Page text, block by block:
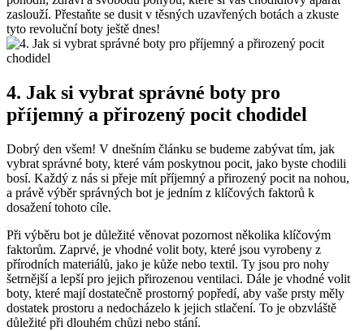
zaslouží. Přestaňte se‌ dusit v těsných ⁣uzavřených botách a⁢ zkuste
tyto revoluční boty ⁣ještě dnes!
4. Jak si vybrat správné boty pro
příjemný a přirozený pocit chodidel
Dobrý den ​všem! V‍ dnešním článku se budeme zabývat tím, jak
vybrat správné boty,‌ které vám poskytnou pocit, jako byste chodili
bosí. Každý z nás si přeje mít příjemný a‍ přirozený pocit na​ nohou,
‍a⁢ právě výběr ⁤správných bot⁣ je jedním z klíčových faktorů k
dosažení tohoto cíle.
Při​ výběru bot je‍ důležité věnovat ⁢pozornost několika klíčovým
faktorům. Zaprvé, ‌je vhodné volit ‍boty, které jsou vyrobeny z
přírodních ⁤materiálů, jako je ⁤kůže‍ nebo ⁢textil. Ty jsou pro nohy
šetrnější a⁣ lepší⁢ pro jejich přirozenou ventilaci. Dále je vhodné volit
boty,⁢ které⁣ mají dostatečně prostorný popředí, aby vaše prsty měly
dostatek prostoru ⁢a ⁣nedocházelo k ‌jejich stlačení. To je obzvláště
důležité při dlouhém chůzi​ nebo stání.